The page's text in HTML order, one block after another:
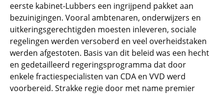
eerste kabinet-Lubbers een ingrijpend pakket aan
bezuinigingen. Vooral ambtenaren, onderwijzers en
uitkeringsgerechtigden moesten inleveren, sociale
regelingen werden versoberd en veel overheidstaken
werden afgestoten. Basis van dit beleid was een hecht
en gedetailleerd regeringsprogramma dat door
enkele fractiespecialisten van CDA en VVD werd
voorbereid. Strakke regie door met name premier